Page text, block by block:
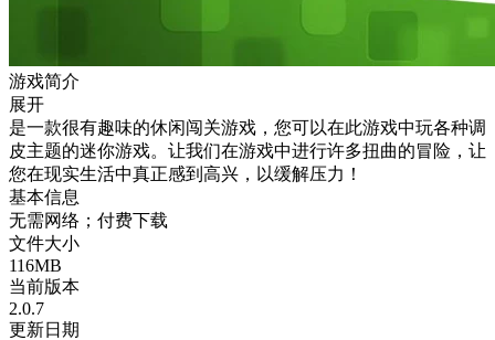
游戏简介
展开
是一款很有趣味的休闲闯关游戏，您可以在此游戏中玩各种调
皮主题的迷你游戏。让我们在游戏中进行许多扭曲的冒险，让
您在现实生活中真正感到高兴，以缓解压力！
基本信息
无需网络；付费下载
文件大小
116MB
当前版本
2.0.7
更新日期